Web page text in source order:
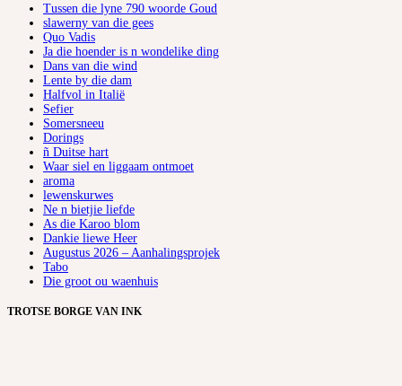
Tussen die lyne 790 woorde Goud
slawerny van die gees
Quo Vadis
Ja die hoender is n wondelike ding
Dans van die wind
Lente by die dam
Halfvol in Italië
Sefier
Somersneeu
Dorings
ñ Duitse hart
Waar siel en liggaam ontmoet
aroma
lewenskurwes
Ne n bietjie liefde
As die Karoo blom
Dankie liewe Heer
Augustus 2026 – Aanhalingsprojek
Tabo
Die groot ou waenhuis
TROTSE BORGE VAN INK